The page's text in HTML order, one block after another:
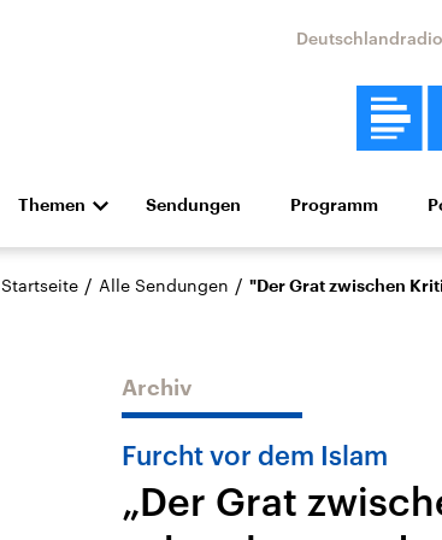
Deutschlandradio
Themen
Die Nachrichten Politik Wirtschaft
Hörspiel und Feature Musik
Landtagswahl Sachsen-
Anhalt 2026
USA
Sendungen Programm
Startseite / Alle Sendungen / "Der Grat zwischen
Archiv
Furcht vor dem Islam
„Der Grat